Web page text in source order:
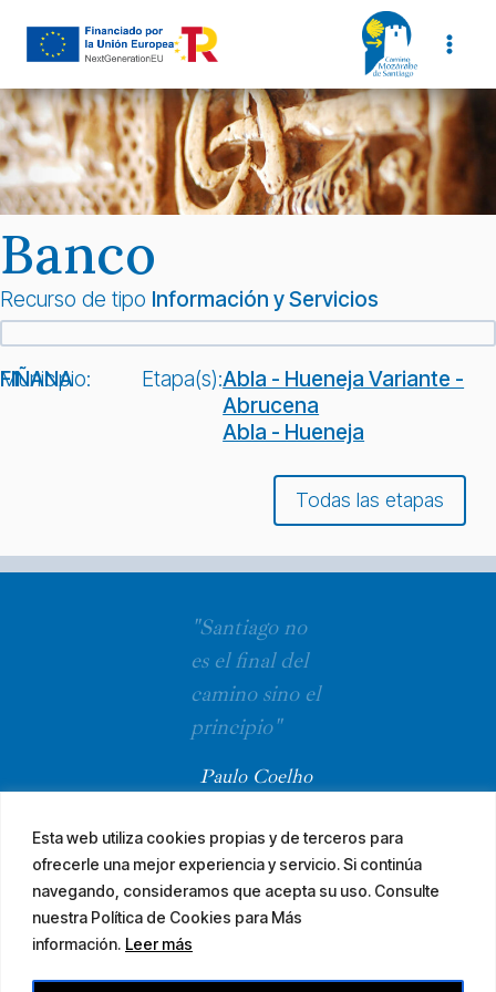
Esta web utiliza cookies propias y de terceros para
ofrecerle una mejor experiencia y servicio. Si continúa
navegando, consideramos que acepta su uso. Consulte
nuestra Política de Cookies para Más
información. Leer más
Banco
Recurso de tipo Información y Servicios
Municipio:
FIÑANA Etapa(s):Abla - Hueneja Variante -
Abrucena
Abla - Hueneja
Todas las etapas
"Santiago no
es el final del
camino sino el
principio"
Paulo Coelho